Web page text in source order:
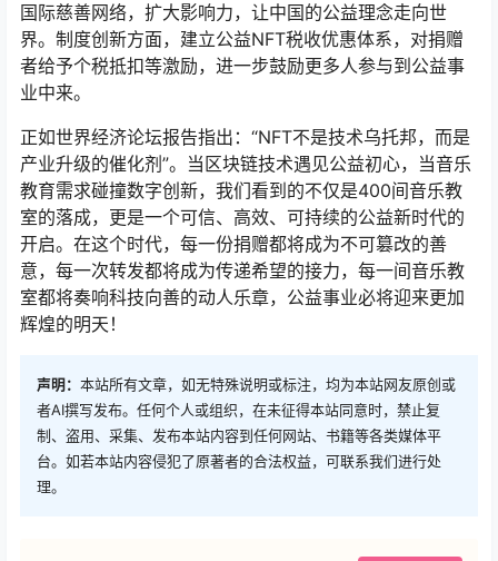
国际慈善网络，扩大影响力，让中国的公益理念走向世
界。制度创新方面，建立公益NFT税收优惠体系，对捐赠
者给予个税抵扣等激励，进一步鼓励更多人参与到公益事
业中来。
正如世界经济论坛报告指出：“NFT不是技术乌托邦，而是
产业升级的催化剂”。当区块链技术遇见公益初心，当音乐
教育需求碰撞数字创新，我们看到的不仅是400间音乐教
室的落成，更是一个可信、高效、可持续的公益新时代的
开启。在这个时代，每一份捐赠都将成为不可篡改的善
意，每一次转发都将成为传递希望的接力，每一间音乐教
室都将奏响科技向善的动人乐章，公益事业必将迎来更加
辉煌的明天！
声明： 本站所有文章，如无特殊说明或标注，均为本站网友原创或
者AI撰写发布。任何个人或组织，在未征得本站同意时，禁止复
制、盗用、采集、发布本站内容到任何网站、书籍等各类媒体平
台。如若本站内容侵犯了原著者的合法权益，可联系我们进行处
理。